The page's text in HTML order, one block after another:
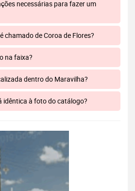
necessárias para fazer um
chamado de Coroa de Flores?
na faixa?
dentro do Maravilha?
idêntica à foto do catálogo?